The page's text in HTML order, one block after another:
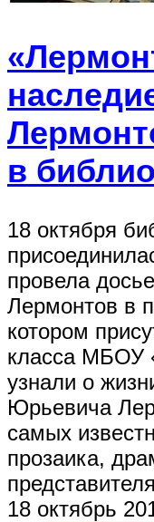
в
18 октября
провела
Лермонтов в
котором
класса
узнали о
Юрьевича
самых
прозаика,
18 октябрь